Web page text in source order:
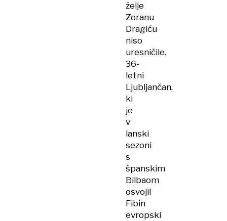
želje
Zoranu
Dragiću
niso
uresničile.
36-
letni
Ljubljančan,
ki
je
v
lanski
sezoni
s
španskim
Bilbaom
osvojil
Fibin
evropski